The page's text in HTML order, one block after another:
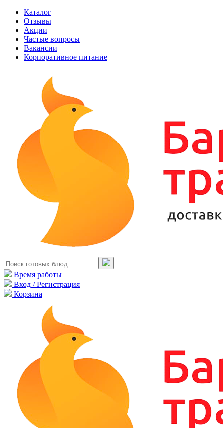
Каталог
Отзывы
Акции
Частые вопросы
Вакансии
Корпоративное питание
Время работы
Вход / Регистрация
Корзина